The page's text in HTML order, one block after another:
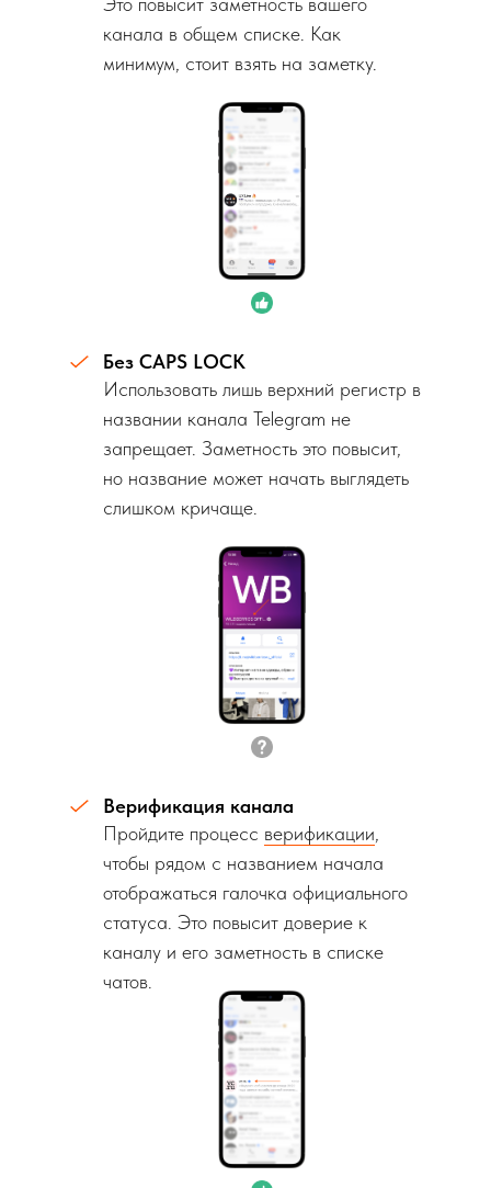
канала в общем списке. Как
минимум, стоит взять на заметку.
Без CAPS LOCK
Использовать лишь верхний регистр в
названии канала Telegram не
запрещает. Заметность это повысит,
но название может начать выглядеть
слишком кричаще.
Верификация канала
Пройдите процесс верификации
чтобы рядом с названием начала
отображаться галочка официального
статуса. Это повысит доверие к
каналу и его заметность в списке
чатов.